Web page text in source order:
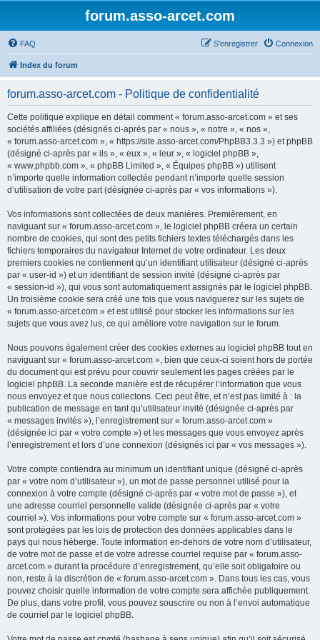
forum.asso-arcet.com
FAQ Connexion
S’enregistrer
Index du forum
forum.asso-arcet.com - Politique de confidentialité
Cette politique explique en détail comment « forum.asso-arcet.com » et ses
sociétés affiliées (désignés ci-après par « nous », « notre », « nos »,
« forum.asso-arcet.com », « https://site.asso-arcet.com/PhpBB3.3.3 ») et phpBB
(désigné ci-après par « ils », « eux », « leur », « logiciel phpBB »,
« www.phpbb.com », « phpBB Limited », « Équipes phpBB ») utilisent
n’importe quelle information collectée pendant n’importe quelle session
d’utilisation de votre part (désignée ci-après par « vos informations »).
Vos informations sont collectées de deux manières. Premièrement, en
naviguant sur « forum.asso-arcet.com », le logiciel phpBB créera un certain
nombre de cookies, qui sont des petits fichiers textes téléchargés dans les
fichiers temporaires du navigateur Internet de votre ordinateur. Les deux
premiers cookies ne contiennent qu’un identifiant utilisateur (désigné ci-après
par « user-id ») et un identifiant de session invité (désigné ci-après par
« session-id »), qui vous sont automatiquement assignés par le logiciel phpBB.
Un troisième cookie sera créé une fois que vous naviguerez sur les sujets de
« forum.asso-arcet.com » et est utilisé pour stocker les informations sur les
sujets que vous avez lus, ce qui améliore votre navigation sur le forum.
Nous pouvons également créer des cookies externes au logiciel phpBB tout en
naviguant sur « forum.asso-arcet.com », bien que ceux-ci soient hors de portée
du document qui est prévu pour couvrir seulement les pages créées par le
logiciel phpBB. La seconde manière est de récupérer l’information que vous
nous envoyez et que nous collectons. Ceci peut être, et n’est pas limité à : la
publication de message en tant qu’utilisateur invité (désignée ci-après par
« messages invités »), l’enregistrement sur « forum.asso-arcet.com »
(désignée ici par « votre compte ») et les messages que vous envoyez après
l’enregistrement et lors d’une connexion (désignés ici par « vos messages »).
Votre compte contiendra au minimum un identifiant unique (désigné ci-après
par « votre nom d’utilisateur »), un mot de passe personnel utilisé pour la
connexion à votre compte (désigné ci-après par « votre mot de passe »), et
une adresse courriel personnelle valide (désignée ci-après par « votre
courriel »). Vos informations pour votre compte sur « forum.asso-arcet.com »
sont protégées par les lois de protection des données applicables dans le
pays qui nous héberge. Toute information en-dehors de votre nom d’utilisateur,
de votre mot de passe et de votre adresse courriel requise par « forum.asso-
arcet.com » durant la procédure d’enregistrement, qu’elle soit obligatoire ou
non, reste à la discrétion de « forum.asso-arcet.com ». Dans tous les cas, vous
pouvez choisir quelle information de votre compte sera affichée publiquement.
De plus, dans votre profil, vous pouvez souscrire ou non à l’envoi automatique
de courriel par le logiciel phpBB.